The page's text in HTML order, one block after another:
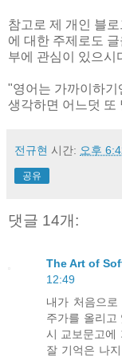
참고로 제 개인 블로
에 대한 주제로도
부에 관심이 있으시
"영어는 가까이하기
생각하면 어느덧 또
전규현 시간: 오후
공유
댓글 14개:
The Art of
12:49
내가 처음으
주가를 올리고
시 교보문고에
잘 기억은 나